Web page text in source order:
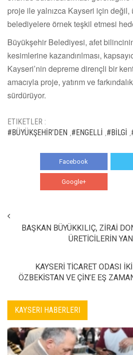
proje ile yalnızca Kayseri için
belediyelere örnek teşkil etmesi
Büyükşehir Belediyesi, afet
kesimlerine kazandırılması,
Kayseri’nin depreme dirençli bir
amacıyla proje, yatırım ve
sürdürüyor.
ETIKETLER :
#BÜYÜKŞEHİR’DEN #ENGELLİ #BİLGİ
Facebook
Google+
BAŞKAN BÜYÜKKILIÇ, ZİRAİ
ÜRETİCİLERİN
KAYSERİ TİCARET ODASI
ÖZBEKİSTAN VE ÇİN’E EŞ
KAYSERI HABERLERI